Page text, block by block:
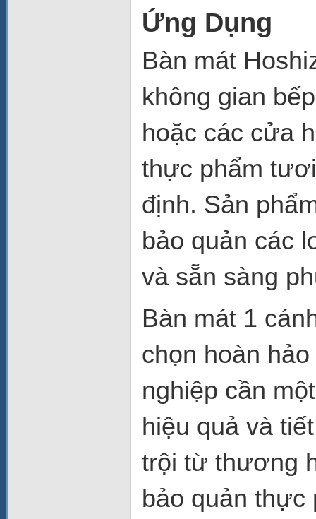
Ứng Dụng
Bàn mát
không gian
hoặc các cửa
thực phẩm
định. Sản
bảo quản các
và sẵn sàng
Bàn mát 1
chọn hoàn
nghiệp cần
hiệu quả và
trội từ thương
bảo quản